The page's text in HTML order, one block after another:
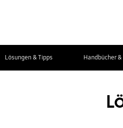
Lösungen & Tipps Handbücher